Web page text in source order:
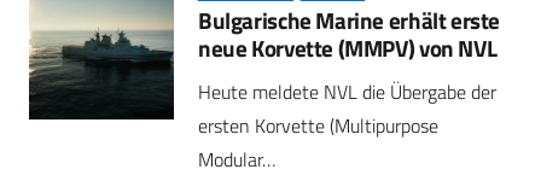
Bulgarische Marine erhält erste
neue Korvette (MMPV) von NVL
Heute meldete NVL die Übergabe der
ersten Korvette (Multipurpose
Modular…